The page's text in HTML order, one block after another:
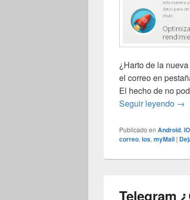
¿Harto de la
el correo en
El hecho de no
Seguir leyendo →
Publicado en Android,
correo, ios, myMail |
Telegram